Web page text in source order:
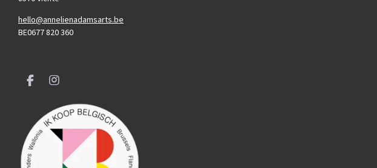
hello@annelienadamsarts.be
BE0677 820 360
F
b
o
o
k
I
s
t
a
g